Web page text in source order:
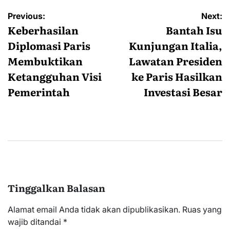
Navigasi
pos
Previous:
Keberhasilan
Diplomasi Paris
Membuktikan
Ketangguhan Visi
Pemerintah
Next:
Bantah Isu
Kunjungan Italia,
Lawatan Presiden
ke Paris Hasilkan
Investasi Besar
Tinggalkan Balasan
Alamat email Anda tidak akan dipublikasikan. Ruas yang
wajib ditandai *